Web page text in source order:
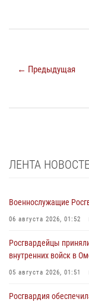
← Предыдущая
ЛЕНТА
Военнослужащие
06 августа 2026, 01:52
Росгвардейцы
внутренних войск в
05 августа 2026, 01:51
Росгвардия